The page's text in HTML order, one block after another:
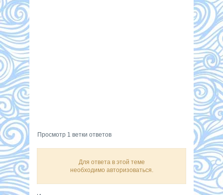
Просмотр 1 ветки ответов
Для ответа в этой теме
необходимо авторизоваться.